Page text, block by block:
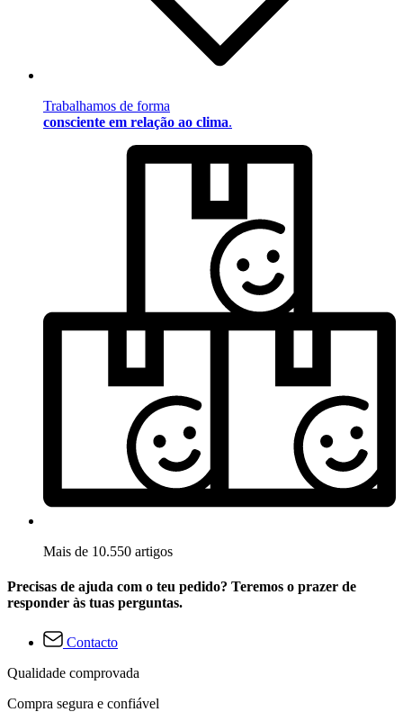
Trabalhamos de forma
consciente em relação ao clima.
Mais de 10.550 artigos
Precisas de ajuda com o teu pedido? Teremos o prazer de
responder às tuas perguntas.
Contacto
Qualidade comprovada
Compra segura e confiável